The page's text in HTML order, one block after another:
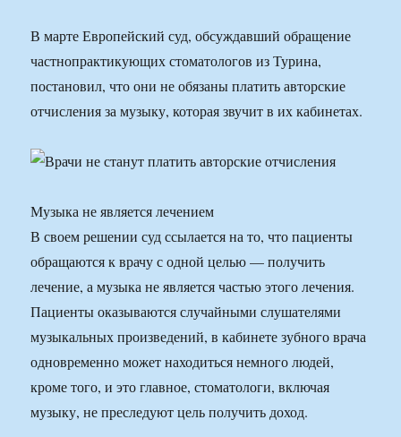
В марте Европейский суд, обсуждавший обращение
частнопрактикующих стоматологов из Турина,
постановил, что они не обязаны платить авторские
отчисления за музыку, которая звучит в их кабинетах.
Музыка не является лечением
В своем решении суд ссылается на то, что пациенты
обращаются к врачу с одной целью — получить
лечение, а музыка не является частью этого лечения.
Пациенты оказываются случайными слушателями
музыкальных произведений, в кабинете зубного врача
одновременно может находиться немного людей,
кроме того, и это главное, стоматологи, включая
музыку, не преследуют цель получить доход.